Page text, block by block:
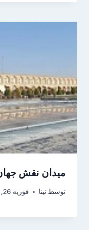
میدان نقش
توسط تینا فوریه 26, 2023